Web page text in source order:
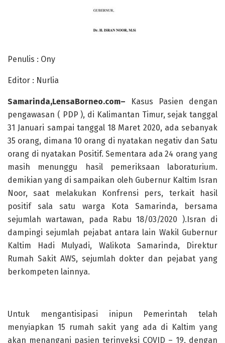
Penulis : Ony
Editor : Nurlia
Samarinda,LensaBorneo.com– Kasus Pasien dengan
pengawasan ( PDP ), di Kalimantan Timur, sejak tanggal
31 Januari sampai tanggal 18 Maret 2020, ada sebanyak
35 orang, dimana 10 orang di nyatakan negativ dan Satu
orang di nyatakan Positif. Sementara ada 24 orang yang
masih menunggu hasil pemeriksaan laboraturium.
demikian yang di sampaikan oleh Gubernur Kaltim Isran
Noor, saat melakukan Konfrensi pers, terkait hasil
positif sala satu warga Kota Samarinda, bersama
sejumlah wartawan, pada Rabu 18/03/2020 ).Isran di
dampingi sejumlah pejabat antara lain Wakil Gubernur
Kaltim Hadi Mulyadi, Walikota Samarinda, Direktur
Rumah Sakit AWS, sejumlah dokter dan pejabat yang
berkompeten lainnya.
Untuk mengantisipasi inipun Pemerintah telah
menyiapkan 15 rumah sakit yang ada di Kaltim yang
akan menangani pasien terinveksi COVID – 19, dengan